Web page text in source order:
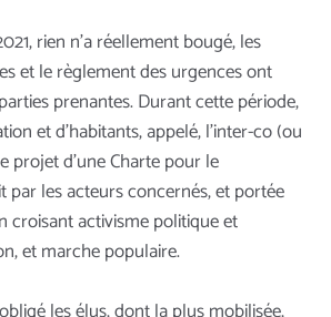
rien n’a réellement bougé, les
et le règlement des urgences ont
prenantes. Durant cette période,
et d’habitants, appelé, l’inter-co (ou
projet d’une Charte pour le
par les acteurs concernés, et portée
croisant activisme politique et
et marche populaire.